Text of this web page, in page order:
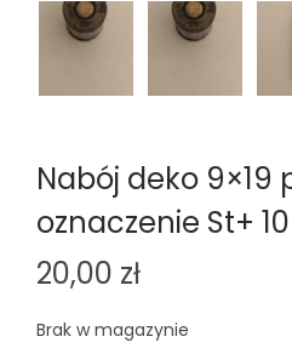
Nabój deko 9×19
oznaczenie St+
20,00 zł
Brak w magazynie